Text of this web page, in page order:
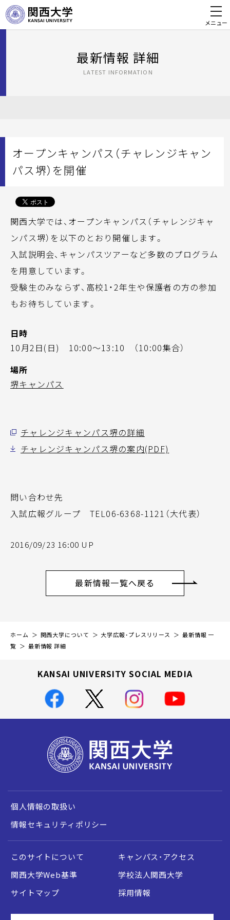
メニュー
最新情報 詳細
LATEST INFORMATION
オープンキャンパス（チャレンジキャン
パス堺）を開催
関西大学では、オープンキャンパス（チャレンジキャ
ンパス堺）を以下のとおり開催します。
入試説明会、キャンパスツアーなど多数のプログラム
を用意しています。
受験生のみならず、高校1・2年生や保護者の方の参加
もお待ちしています。
日時
10月2日(日) 10:00～13:10 （10:00集合）
場所
堺キャンパス
チャレンジキャンパス堺の詳細
チャレンジキャンパス堺の案内(PDF)
問い合わせ先
入試広報グループ TEL06-6368-1121（大代表）
2016/09/23 16:00 UP
最新情報一覧へ戻る
ホーム 関西大学について 大学広報・プレスリリース
最新情報 一
覧
最新情報 詳細
KANSAI UNIVERSITY SOCIAL MEDIA
個人情報の取扱い
情報セキュリティポリシー
このサイトについて
キャンパス・アクセス
関西大学Web基準
学校法人関西大学
サイトマップ
採用情報